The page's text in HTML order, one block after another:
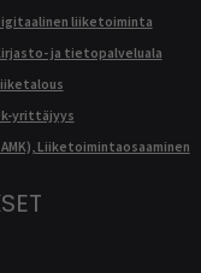
liiketoiminta
ja tietopalveluala
yrittäjyys
Liiketoimintaosaaminen